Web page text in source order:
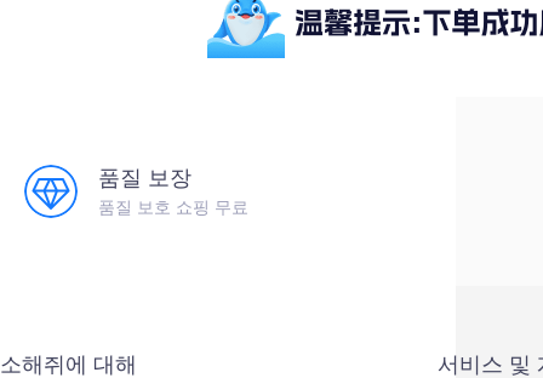
품질 보장
품질 보호 쇼핑 무료
소해쥐에 대해 서비스 및